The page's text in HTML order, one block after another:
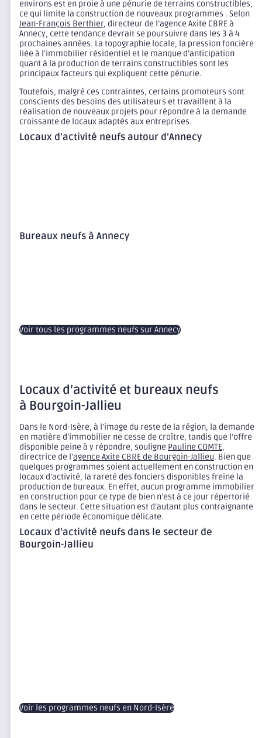
environs est en proie à une pénurie de terrains constructibles,
ce qui limite la construction de nouveaux programmes . Selon
Jean-François Berthier, directeur de l’agence Axite CBRE à
Annecy, cette tendance devrait se poursuivre dans les 3 à 4
prochaines années. La topographie locale, la pression foncière
liée à l’immobilier résidentiel et le manque d’anticipation
quant à la production de terrains constructibles sont les
principaux facteurs qui expliquent cette pénurie.
Toutefois, malgré ces contraintes, certains promoteurs sont
conscients des besoins des utilisateurs et travaillent à la
réalisation de nouveaux projets pour répondre à la demande
croissante de locaux adaptés aux entreprises.
Locaux d’activité neufs autour d’Annecy
Bureaux neufs à Annecy
Voir tous les programmes neufs sur Annecy
Locaux d’activité et bureaux neufs
à Bourgoin-Jallieu
Dans le Nord-Isère, à l’image du reste de la région, la demande
en matière d’immobilier ne cesse de croître, tandis que l’offre
disponible peine à y répondre, souligne Pauline COMTE,
directrice de l’agence Axite CBRE de Bourgoin-Jallieu. Bien que
quelques programmes soient actuellement en construction en
locaux d’activité, la rareté des fonciers disponibles freine la
production de bureaux. En effet, aucun programme immobilier
en construction pour ce type de bien n’est à ce jour répertorié
dans le secteur. Cette situation est d’autant plus contraignante
en cette période économique délicate.
Locaux d’activité neufs dans le secteur de
Bourgoin-Jallieu
Voir les programmes neufs en Nord-Isère